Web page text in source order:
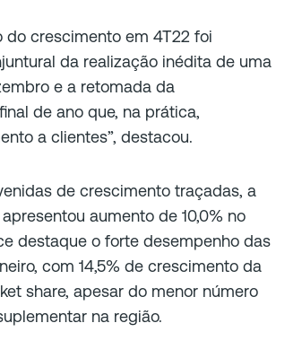
do crescimento em 4T22 foi
da realização inédita de uma
e a retomada da
de ano que, na prática,
a clientes”, destacou.
de crescimento traçadas, a
aumento de 10,0% no
destaque o forte desempenho das
com 14,5% de crescimento da
share, apesar do menor número
na região.